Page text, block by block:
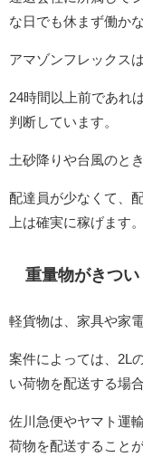
な日でも休まず働か
アマゾンフレックス
24時間以上前であれ
判断しています。
土砂降りや台風のと
配達員が少なくて、
上は確実に稼げます。
重量物がきつい
軽貨物は、家具や家
案件によっては、2L
い荷物を配送する場
佐川急便やヤマト運
荷物を配送すること